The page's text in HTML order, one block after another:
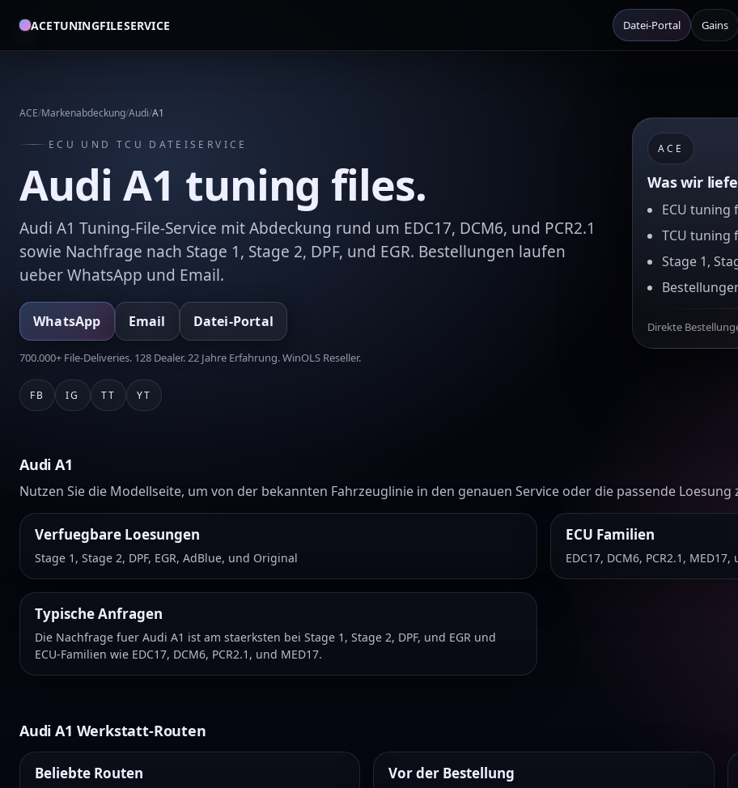
ACETUNINGFILESERVICE Datei-Portal Gains
ACE/Markenabdeckung/Audi/A1
ECU UND TCU DATEISERVICE
Audi A1 tuning files.
Audi A1 Tuning-File-Service mit Abdeckung rund um EDC17, DCM6, und PCR2.1
sowie Nachfrage nach Stage 1, Stage 2, DPF, und EGR. Bestellungen laufen
ueber WhatsApp und Email.
WhatsApp Email Datei-Portal
700.000+ File-Deliveries. 128 Dealer. 22 Jahre Erfahrung. WinOLS Reseller.
FB IG TT YT
ACE
Was wir
ECU tuning
TCU tuning
Stage 1,
Direkte
Audi A1
Nutzen Sie die Modellseite, um von der bekannten Fahrzeuglinie in den genauen Service oder die passende Loesung
Verfuegbare Loesungen
Stage 1, Stage 2, DPF, EGR, AdBlue, und Original
ECU Familien
EDC17, DCM6, PCR2.1, MED17,
Typische Anfragen
Die Nachfrage fuer Audi A1 ist am staerksten bei Stage 1, Stage 2, DPF, und EGR und
ECU-Familien wie EDC17, DCM6, PCR2.1, und MED17.
Audi A1 Werkstatt-Routen
Beliebte Routen Vor der Bestellung